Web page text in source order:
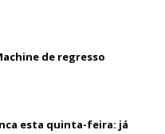
de regresso
esta quinta-feira: já